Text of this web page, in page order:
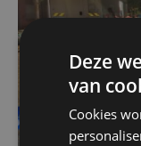
Deze
van
Cookies